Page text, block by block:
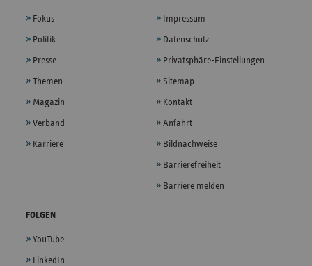
Fokus
Politik
Presse
Themen
Magazin
Verband
Karriere
Impressum
Datenschutz
Privatsphäre-Einstellungen
Sitemap
Kontakt
Anfahrt
Bildnachweise
Barrierefreiheit
Barriere melden
FOLGEN
YouTube
LinkedIn